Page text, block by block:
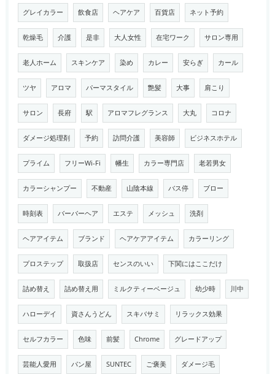
グレイカラー 飲食店 ヘアケア 百貨店 ネット予約
乾燥毛 介護 是非 大人女性 在宅ワーク サロン専用
老人ホーム スキンケア 染め カレー 安らぎ カール
ツヤ アロマ パーマスタイル 艶髪 大事 肩こり
サロン 長府 駅 アロマフレグランス 大丸 コロナ
ダメージ処理剤 予約 訪問介護 美容師 ビジネスホテル
プライム フリーWi-Fi 幡生 カラー専門店 老若男女
カラーシャンプー 不動産 山陰本線 バス停 ブロー
時刻表 バーバーヘア エステ メッシュ 洗剤
ヘアアイテム ブランド ヘアケアアイテム カラーリング
プロステップ 取扱店 センスのいい 下関にはここだけ
詰め替え 詰め替え用 ミルクティーベージュ 幼少時 川中
ハローデイ 資さんうどん スキバサミ リラックス効果
セルフカラー 色味 前髪 Chrome グレードアップ
芸能人愛用 パン屋 SUNTEC ご褒美 ダメージ毛